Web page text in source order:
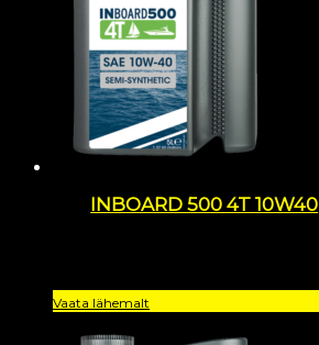
INBOARD 500 4T 10W40
Vaata lähemalt